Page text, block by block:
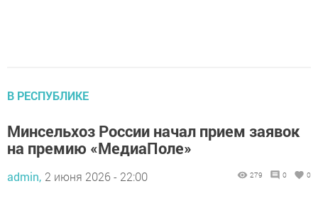
В РЕСПУБЛИКЕ
Минсельхоз России начал прием заявок
на премию «МедиаПоле»
admin, 2 июня 2026 - 22:00 279 0 0